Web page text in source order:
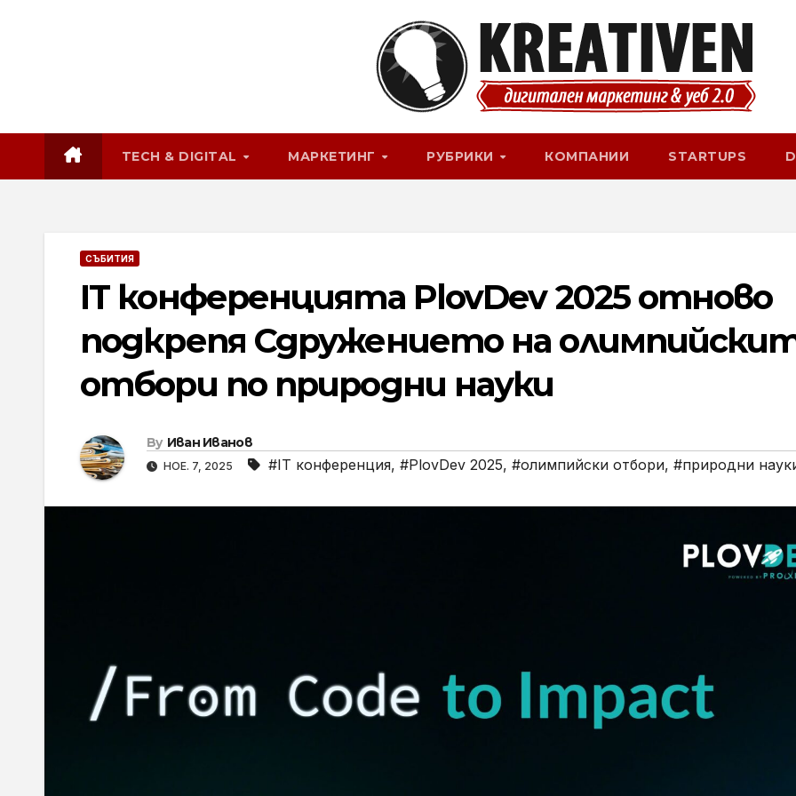
TECH & DIGITAL МАРКЕТИНГ РУБРИКИ КОМПАНИИ STARTUPS
СЪБИТИЯ
IT конференцията PlovDev 2025 отново
подкрепя Сдружението на
отбори по природни науки
By Иван Иванов
НОЕ. 7, 2025 #IT конференция, #PlovDev 2025, #олимпийски отбори, #природни